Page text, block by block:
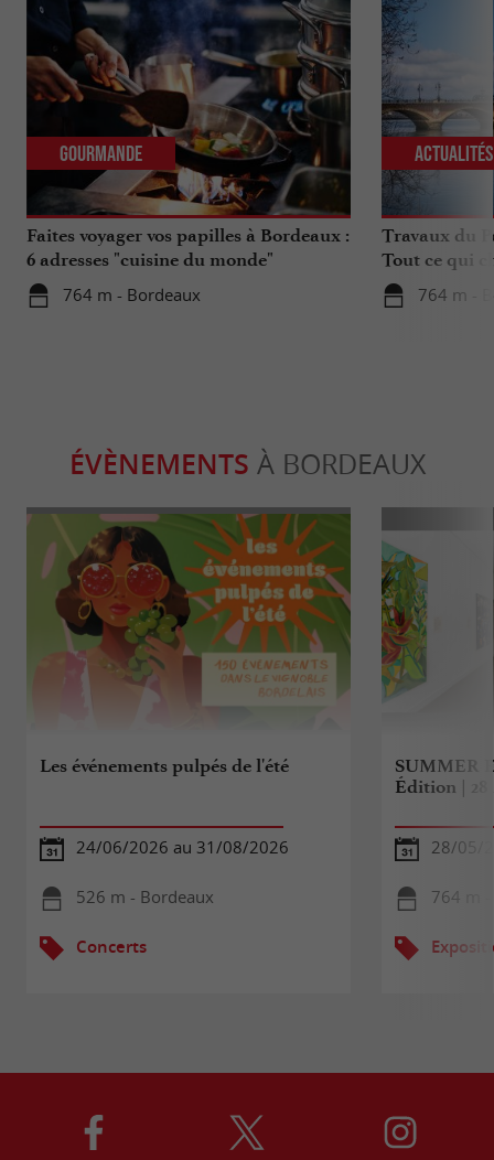
Faites voyager vos papilles à Bordeaux :
6 adresses "cuisine du monde"
764 m - Bordeaux
Gourmande
Travaux du
Tout ce qui
764 m -
Actualités
ÉVÈNEMENTS À BORDEAUX
Les événements pulpés de l'été
24/06/2026 au 31/08/2026
526 m - Bordeaux
Concerts
SUMMER
Édition | 28
28/05/
764 m